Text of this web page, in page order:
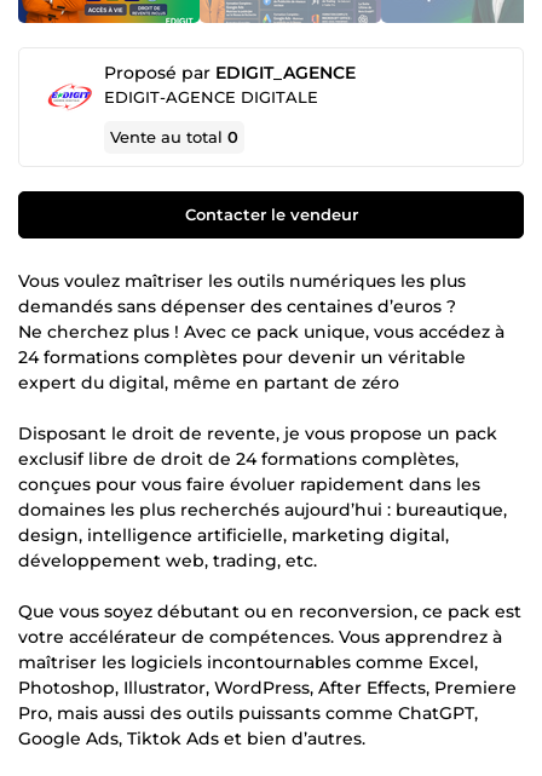
Proposé par EDIGIT_AGENCE
EDIGIT-AGENCE DIGITALE
Vente au total0
Contacter le vendeur
Vous voulez maîtriser les outils numériques les plus
demandés sans dépenser des centaines d’euros ?
Ne cherchez plus ! Avec ce pack unique, vous accédez à
24 formations complètes pour devenir un véritable
expert du digital, même en partant de zéro
Disposant le droit de revente, je vous propose un pack
exclusif libre de droit de 24 formations complètes,
conçues pour vous faire évoluer rapidement dans les
domaines les plus recherchés aujourd’hui : bureautique,
design, intelligence artificielle, marketing digital,
développement web, trading, etc.
Que vous soyez débutant ou en reconversion, ce pack est
votre accélérateur de compétences. Vous apprendrez à
maîtriser les logiciels incontournables comme Excel,
Photoshop, Illustrator, WordPress, After Effects, Premiere
Pro, mais aussi des outils puissants comme ChatGPT,
Google Ads, Tiktok Ads et bien d’autres.